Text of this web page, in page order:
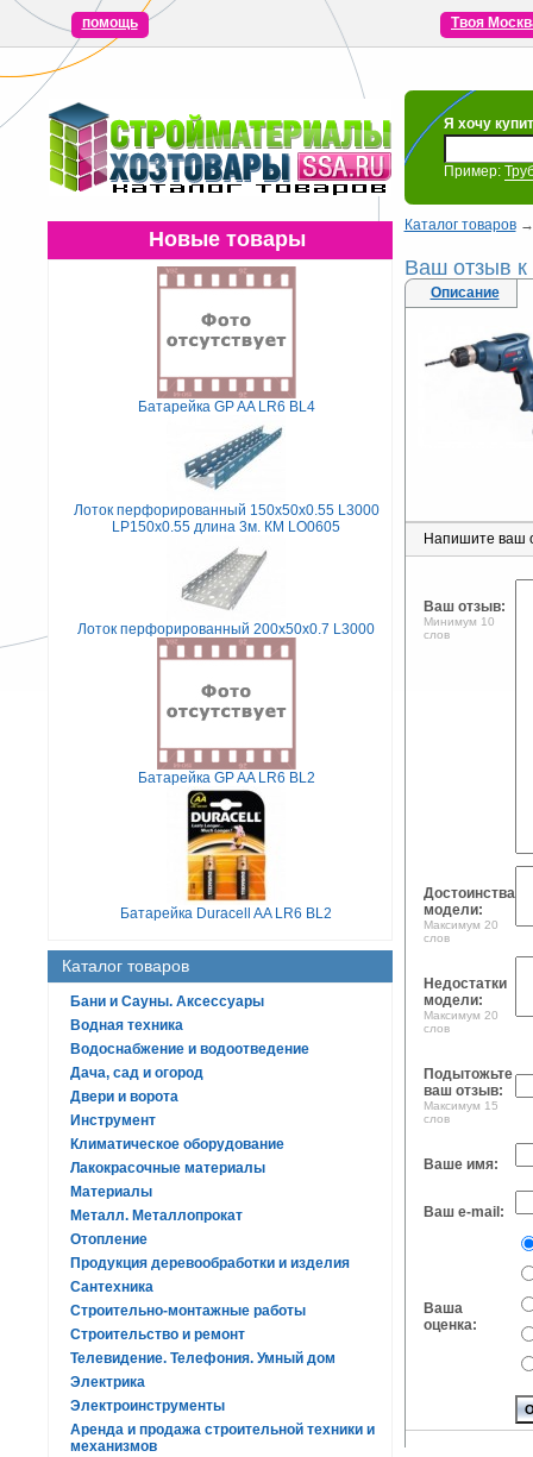
помощь Твоя
Я хочу
Пример:
Новые товары
Батарейка GP AA LR6 BL4
Лоток перфорированный 150х50х0.55 L3000
LP150х0.55 длина 3м. КМ LO0605
Лоток перфорированный 200х50х0.7 L3000
Батарейка GP AA LR6 BL2
Батарейка Duracell AA LR6 BL2
Каталог товаров
Бани и Сауны. Аксессуары
Водная техника
Водоснабжение и водоотведение
Дача, сад и огород
Двери и ворота
Инструмент
Климатическое оборудование
Лакокрасочные материалы
Материалы
Металл. Металлопрокат
Отопление
Продукция деревообработки и изделия
Сантехника
Строительно-монтажные работы
Строительство и ремонт
Телевидение. Телефония. Умный дом
Электрика
Электроинструменты
Аренда и продажа строительной техники и
механизмов
Каталог товаров
Ваш отзыв к
Описание
Напишите ваш
Ваш отзыв:
Минимум 10
слов
Достоинства
модели:
Максимум 20
слов
Недостатки
модели:
Максимум 20
слов
Подытожьте
ваш отзыв:
Максимум 15
слов
Ваше имя:
Ваш e-mail:
Ваша
оценка: